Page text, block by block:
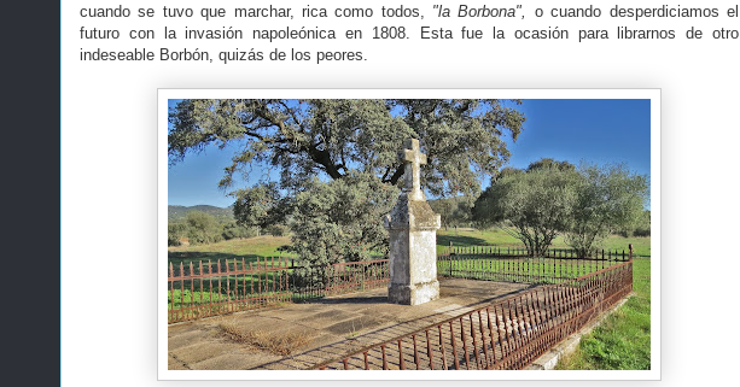
cuando se tuvo que marchar, rica como todos, "la Borbona", o cuando desperdiciamos el
futuro con la invasión napoleónica en 1808. Esta fue la ocasión para librarnos de otro
indeseable Borbón, quizás de los peores.